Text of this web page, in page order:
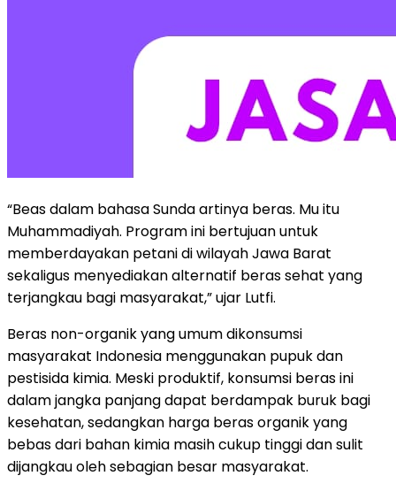
“Beas dalam bahasa Sunda artinya beras. Mu itu
Muhammadiyah. Program ini bertujuan untuk
memberdayakan petani di wilayah Jawa Barat
sekaligus menyediakan alternatif beras sehat yang
terjangkau bagi masyarakat,” ujar Lutfi.
Beras non-organik yang umum dikonsumsi
masyarakat Indonesia menggunakan pupuk dan
pestisida kimia. Meski produktif, konsumsi beras ini
dalam jangka panjang dapat berdampak buruk bagi
kesehatan, sedangkan harga beras organik yang
bebas dari bahan kimia masih cukup tinggi dan sulit
dijangkau oleh sebagian besar masyarakat.